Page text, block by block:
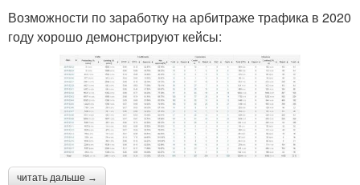
Возможности по заработку на арбитраже трафика в 2020
году хорошо демонстрируют кейсы:
читать дальше →